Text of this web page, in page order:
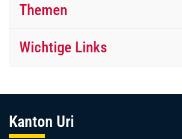
Themen
Wichtige Links
Kanton Uri